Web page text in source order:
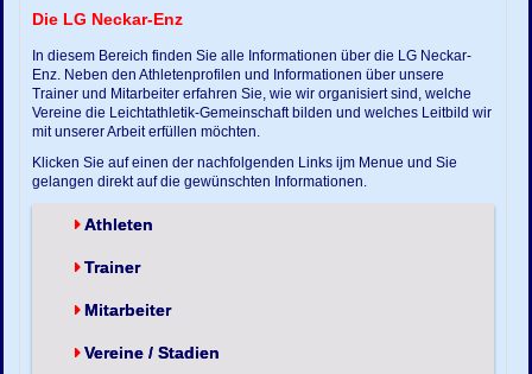
Die LG Neckar-Enz
In diesem Bereich finden Sie alle Informationen über die LG Neckar-
Enz. Neben den Athletenprofilen und Informationen über unsere
Trainer und Mitarbeiter erfahren Sie, wie wir organisiert sind, welche
Vereine die Leichtathletik-Gemeinschaft bilden und welches Leitbild wir
mit unserer Arbeit erfüllen möchten.
Klicken Sie auf einen der nachfolgenden Links ijm Menue und Sie
gelangen direkt auf die gewünschten Informationen.
Athleten
Trainer
Mitarbeiter
Vereine / Stadien